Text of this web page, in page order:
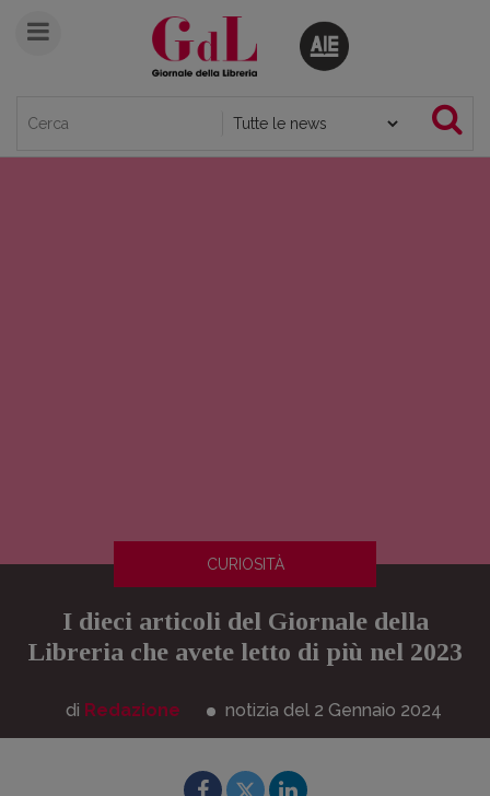
CURIOSITÀ
I dieci articoli del Giornale della
Libreria che avete letto di più nel 2023
di Redazione notizia del 2 Gennaio 2024